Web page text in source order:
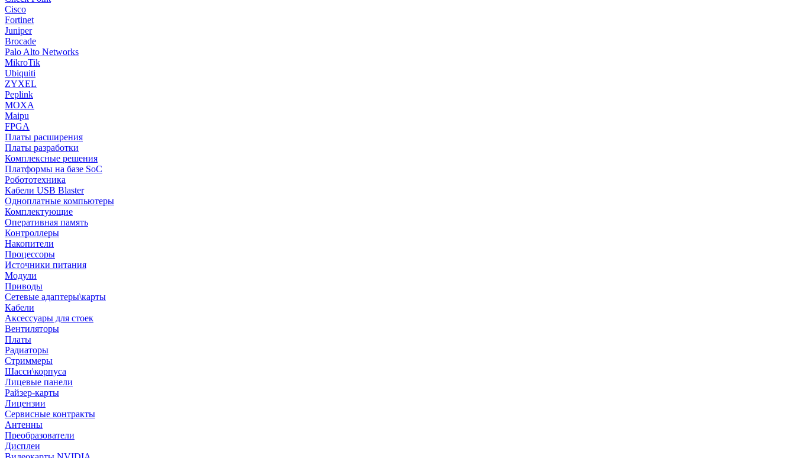
Cisco
Fortinet
Juniper
Brocade
Palo Alto Networks
MikroTik
Ubiquiti
ZYXEL
Peplink
MOXA
Maipu
FPGA
Платы расширения
Платы разработки
Комплексные решения
Платформы на базе SoC
Робототехника
Кабели USB Blaster
Одноплатные компьютеры
Комплектующие
Оперативная память
Контроллеры
Накопители
Процессоры
Источники питания
Модули
Приводы
Сетевые адаптеры\карты
Кабели
Аксессуары для стоек
Вентиляторы
Платы
Радиаторы
Стриммеры
Шасси\корпуса
Лицевые панели
Райзер-карты
Лицензии
Сервисные контракты
Антенны
Преобразователи
Дисплеи